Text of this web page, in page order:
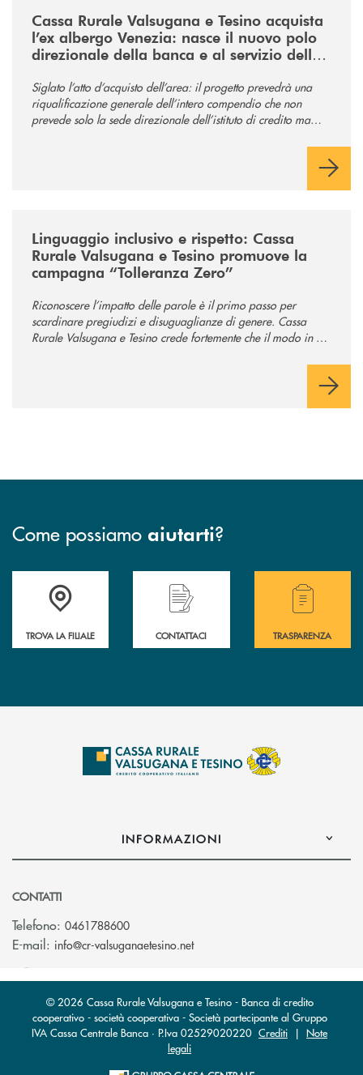
Cassa Rurale Valsugana e Tesino acquista
l’ex albergo Venezia: nasce il nuovo polo
direzionale della banca e al servizio della
Siglato l’atto d’acquisto dell’area: il progetto prevedrà una
riqualificazione generale dell’intero compendio che non
prevede solo la sede direzionale dell’istituto di credito ma
Linguaggio inclusivo e rispetto: Cassa
Rurale Valsugana e Tesino promuove la
campagna “Tolleranza Zero”
Riconoscere l’impatto delle parole è il primo passo per
scardinare pregiudizi e disuguaglianze di genere. Cassa
Rurale Valsugana e Tesino crede fortemente che il modo in cui
Come possiamo aiutarti?
Accedi all' elenco completo delle filiali .
TROVA LA FILIALE
Hai bisogno di assistenza immediata?
CONTATTACI
Hai bisogno di
TRASPARENZA
INFORMAZIONI
CONTATTI
Telefono: 0461788600
E-mail: info@cr-valsuganaetesino.net(si apre l’app di posta
© 2026 Cassa Rurale Valsugana e Tesino - Banca di credito
cooperativo - società cooperativa - Società partecipante al Gruppo
IVA Cassa Centrale Banca · P.Iva 02529020220 Crediti | Note
legali